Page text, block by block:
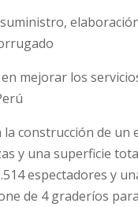
mejorar los
construcción de un
y una superficie
espectadores y
de 4 graderíos